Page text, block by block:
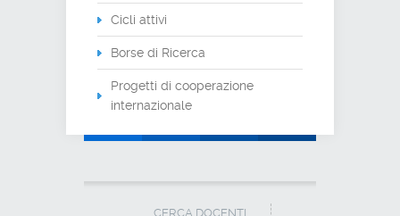
Cicli attivi
Borse di Ricerca
Progetti di cooperazione
internazionale
CERCA DOCENTI